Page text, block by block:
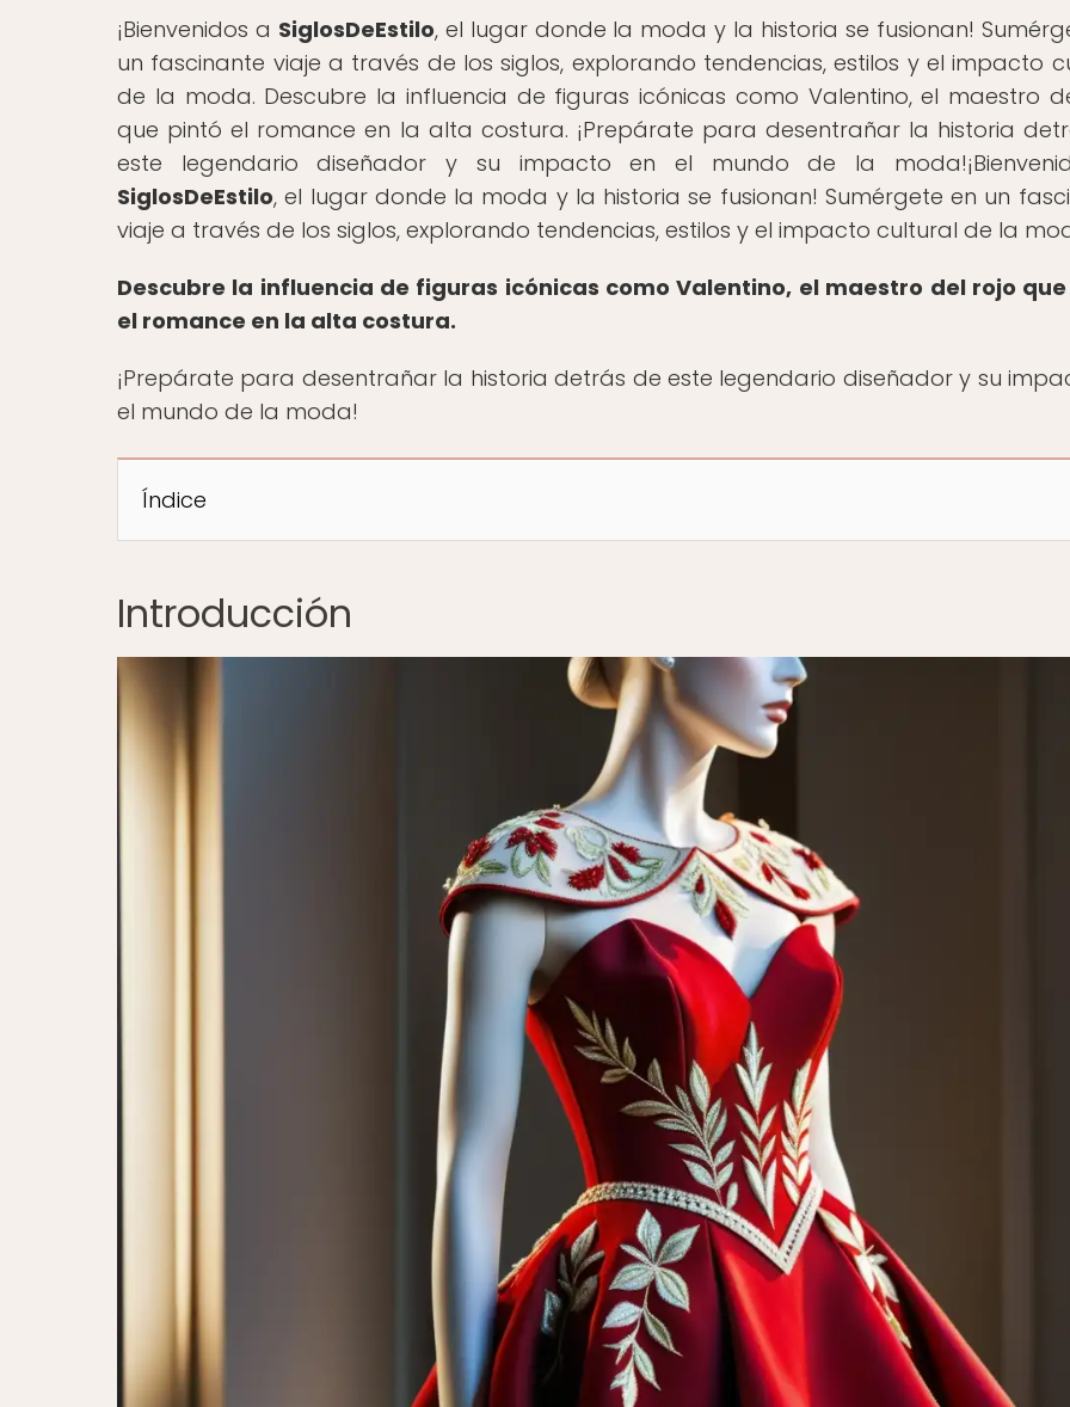
¡Bienvenidos a SiglosDeEstilo, el lugar donde la moda y la historia se fusionan!
un fascinante viaje a través de los siglos, explorando tendencias, estilos y el impacto
de la moda. Descubre la influencia de figuras icónicas como Valentino, el maestro
que pintó el romance en la alta costura. ¡Prepárate para desentrañar la historia
este legendario diseñador y su impacto en el mundo de la
SiglosDeEstilo, el lugar donde la moda y la historia se fusionan! Sumérgete en un
viaje a través de los siglos, explorando tendencias, estilos y el impacto cultural de la
Descubre la influencia de figuras icónicas como Valentino, el maestro del rojo
el romance en la alta costura.
¡Prepárate para desentrañar la historia detrás de este legendario diseñador y su
el mundo de la moda!
Índice
Introducción